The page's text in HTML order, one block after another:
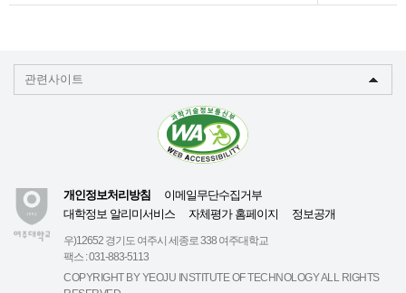
관련사이트
개인정보처리방침
이메일무단수집거부
대학정보 알리미서비스
자체평가 홈페이지 정보공개
우)12652 경기도 여주시 세종로 338 여주대학교
팩스 : 031-883-5113
COPYRIGHT BY YEOJU INSTITUTE OF TECHNOLOGY ALL RIGHTS